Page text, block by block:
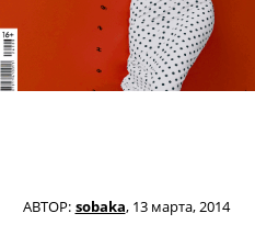
АВТОР: sobaka, 13 марта, 2014